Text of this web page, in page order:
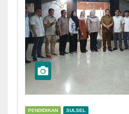
PENDIDIKAN SULSEL